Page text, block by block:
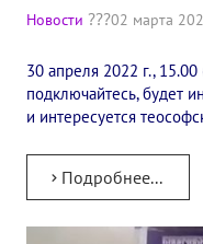
Плейлист
Плейлист "«Тайная
Плейлист "Выпуски
ПОДДЕРЖАТЬ ФОНД
Новости 02 марта
30 апреля 2022 г.,
подключайтесь, будет
и интересуется
Подробнее...